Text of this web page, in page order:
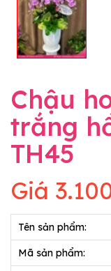
Chậu
trắng
TH45
Giá
Tên sản phẩm:
Mã sản phẩm: